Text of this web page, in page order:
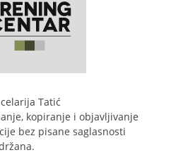
Tatić
kopiranje i objavljivanje
bez pisane saglasnosti